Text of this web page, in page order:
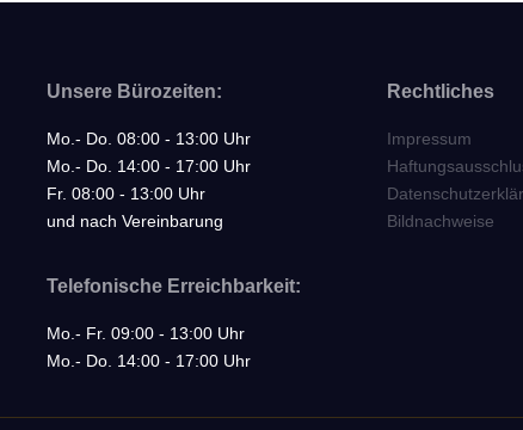
Unsere Bürozeiten:
Mo.- Do. 08:00 - 13:00 Uhr
Mo.- Do. 14:00 - 17:00 Uhr
Fr. 08:00 - 13:00 Uhr
und nach Vereinbarung
Telefonische Erreichbarkeit:
Mo.- Fr. 09:00 - 13:00 Uhr
Mo.- Do. 14:00 - 17:00 Uhr
Rechtliches
Impressum
Bildnachweise